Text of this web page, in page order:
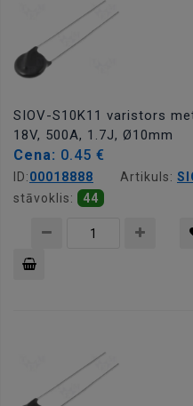
SIOV-S10K11 varistors
18V, 500A, 1.7J, Ø10mm
Cena: 0.45 €
ID:00018888 Artikuls:
stāvoklis:
44